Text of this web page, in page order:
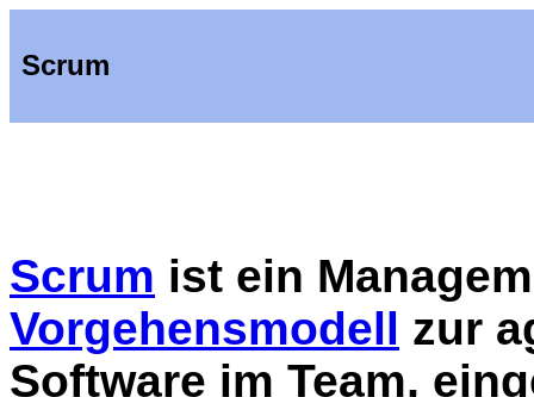
Scrum
Scrum ist ein
Vorgehensmodell zur
Software im Team,